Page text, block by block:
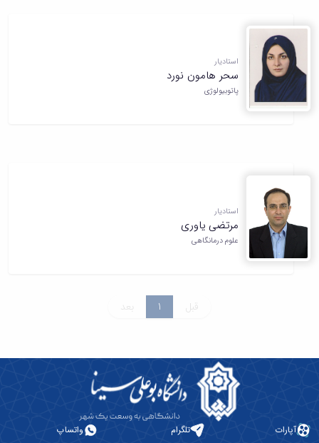
استادیار
سحر هامون نورد
پاتوبیولوژی
استادیار
مرتضی یاوری
علوم درمانگاهی
قبل 1 بعد
آپارات تلگرام واتساپ